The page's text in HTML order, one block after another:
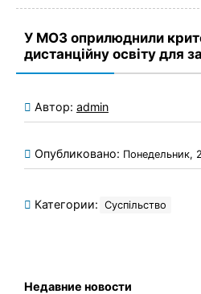
У МОЗ оприлюднили
дистанційну освіту для
Автор: admin
Опубликовано: Понедельник,
Категории: Суспільство
Недавние новости